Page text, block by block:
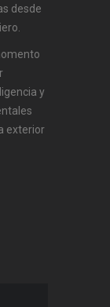
desde
y
exterior